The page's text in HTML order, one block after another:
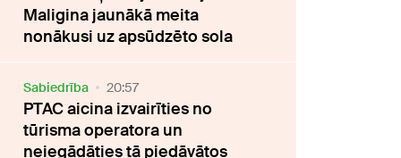
Maligina jaunākā meita
nonākusi uz apsūdzēto sola
Sabiedrība 20:57
PTAC aicina izvairīties no
tūrisma operatora un
neiegādāties tā piedāvātos